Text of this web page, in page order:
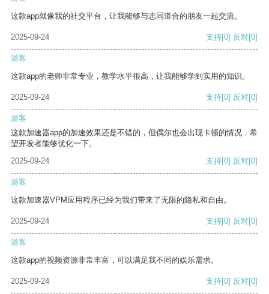
这款app就像我的社交平台，让我能够与志同道合的朋友一起交流。
2025-09-24 支持[0] 反对[0]
游客
这款app的老师非常专业，教学水平很高，让我能够学到实用的知识。
2025-09-24 支持[0] 反对[0]
游客
这款加速器app的加速效果还是不错的，但偶尔也会出现卡顿的情况，希
望开发者能够优化一下。
2025-09-24
支持[0] 反对[0]
游客
这款加速器VPM应用程序已经为我们带来了无限的隐私和自由。
2025-09-24 支持[0] 反对[0]
游客
这款app的视频资源非常丰富，可以满足我不同的娱乐需求。
2025-09-24 支持[0] 反对[0]